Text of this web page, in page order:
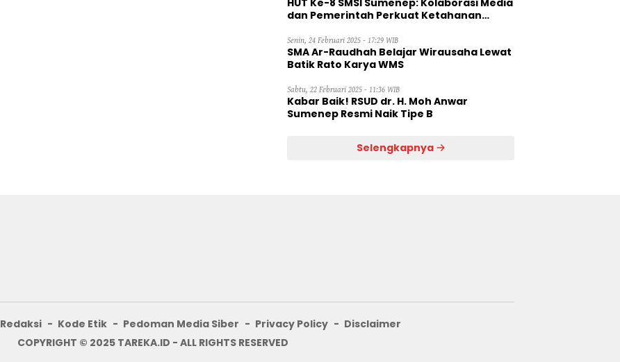
HUT Ke-8 SMSI Sumenep: Kolaborasi Media
dan Pemerintah Perkuat Ketahanan
Senin, 24 Februari 2025 - 17:29 WIB
SMA Ar-Raudhah Belajar Wirausaha Lewat
Batik Rato Karya WMS
Sabtu, 22 Februari 2025 - 11:36 WIB
Kabar Baik! RSUD dr. H. Moh Anwar
Sumenep Resmi Naik Tipe B
Selengkapnya
Redaksi Kode Etik Pedoman Media Siber Privacy Policy
Disclaimer
COPYRIGHT © 2025 TAREKA.ID - ALL RIGHTS RESERVED